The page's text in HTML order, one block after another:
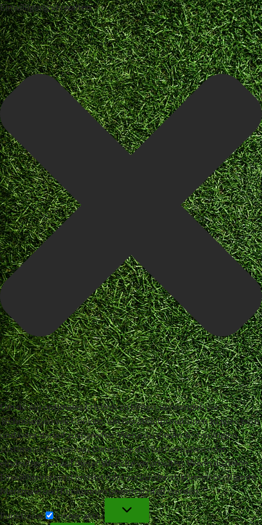
Einwilligung verwalten
Um dir ein optimales Erlebnis zu bieten, verwenden wir
Technologien wie Cookies, um Geräteinformationen zu speichern
und/oder darauf zuzugreifen. Wenn du diesen Technologien
zustimmst, können wir Daten wie das Surfverhalten oder
eindeutige IDs auf dieser Website verarbeiten. Wenn du deine
Einwillligung nicht erteilst oder zurückziehst, können bestimmte
Merkmale und Funktionen beeinträchtigt werden.
Funktional
Funktional
Immer aktiv